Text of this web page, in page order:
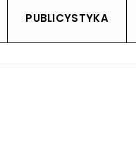
PUBLICYSTYKA